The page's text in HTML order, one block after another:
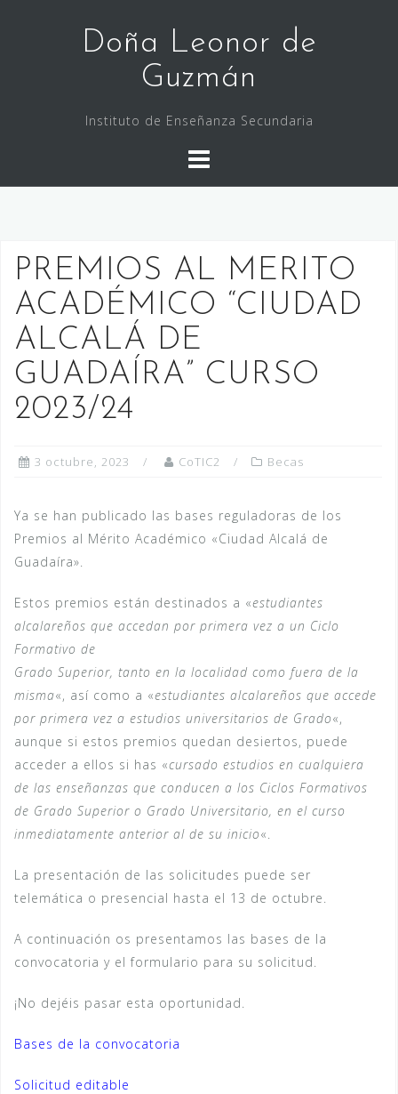
Doña Leonor de
Guzmán
Instituto de Enseñanza Secundaria
PREMIOS AL MERITO
ACADÉMICO “CIUDAD
ALCALÁ DE
GUADAÍRA” CURSO
2023/24
3 octubre, 2023 CoTIC2 Becas
Ya se han publicado las bases reguladoras de los
Premios al Mérito Académico «Ciudad Alcalá de
Guadaíra».
Estos premios están destinados a «estudiantes
alcalareños que accedan por primera vez a un Ciclo
Formativo de
Grado Superior, tanto en la localidad como fuera de la
misma«, así como a «estudiantes alcalareños que accede
por primera vez a estudios universitarios de Grado«,
aunque si estos premios quedan desiertos, puede
acceder a ellos si has «cursado estudios en cualquiera
de las enseñanzas que conducen a los Ciclos Formativos
de Grado Superior o Grado Universitario, en el curso
inmediatamente anterior al de su inicio«.
La presentación de las solicitudes puede ser
telemática o presencial hasta el 13 de octubre.
A continuación os presentamos las bases de la
convocatoria y el formulario para su solicitud.
¡No dejéis pasar esta oportunidad.
Bases de la convocatoria
Solicitud editable